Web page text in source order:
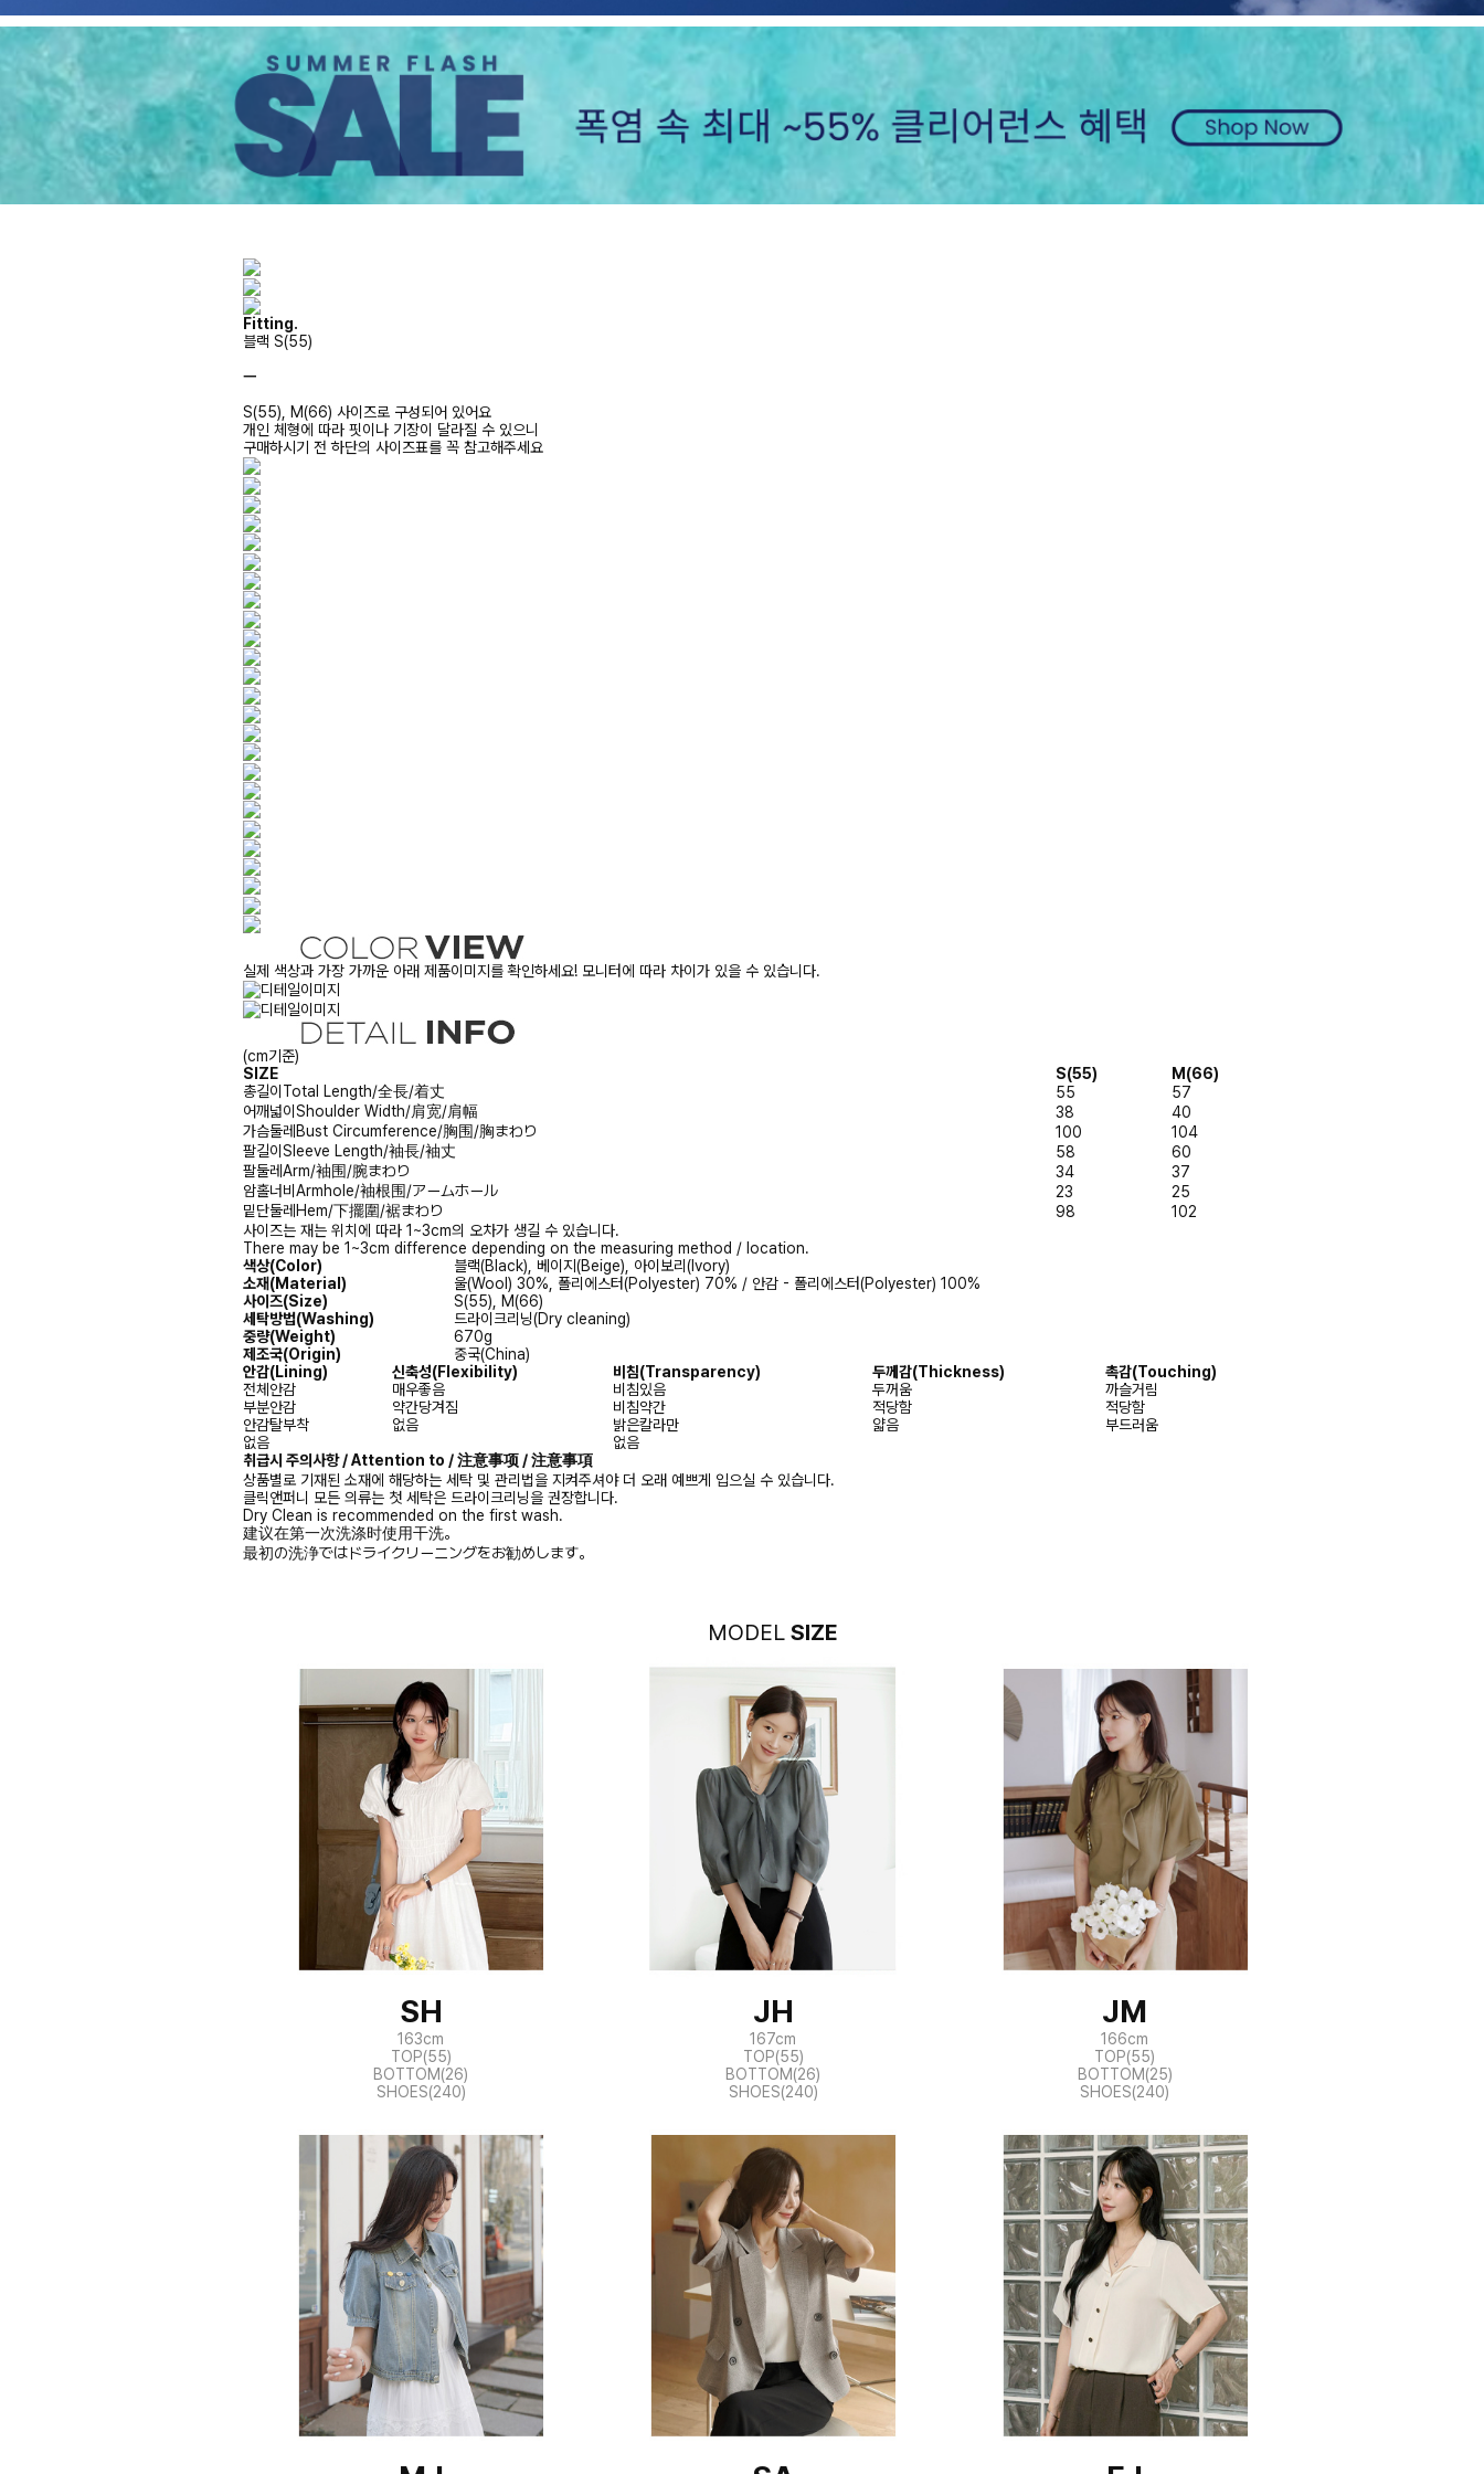
Fitting.
블랙 S(55)
ㅡ
S(55), M(66) 사이즈로 구성되어 있어요
개인 체형에 따라 핏이나 기장이 달라질 수 있으니
구매하시기 전 하단의 사이즈표를 꼭 참고해주세요
실제 색상과 가장 가까운 아래 제품이미지를 확인하세요! 모니터에 따라 차이가 있을 수 있습니다.
(cm기준)
SIZE
S(55)
M(66)
총길이Total Length/全長/着丈 55
57
어깨넓이Shoulder Width/肩宽/肩幅 38
40
가슴둘레Bust Circumference/胸围/胸まわり 100
104
팔길이Sleeve Length/袖長/袖丈 58
60
팔둘레Arm/袖围/腕まわり 34
37
암홀너비Armhole/袖根围/アームホール 23
25
밑단둘레Hem/下擺圍/裾まわり 98
102
사이즈는 재는 위치에 따라 1~3cm의 오차가 생길 수 있습니다.
There may be 1~3cm difference depending on the measuring method / location.
색상(Color)
블랙(Black), 베이지(Beige), 아이보리(Ivory)
소재(Material)
울(Wool) 30%, 폴리에스터(Polyester) 70% / 안감 - 폴리에스터(Polyester) 100%
사이즈(Size)
S(55), M(66)
세탁방법(Washing)
드라이크리닝(Dry cleaning)
중량(Weight)
670g
제조국(Origin)
중국(China)
안감(Lining) 신축성(Flexibility) 비침(Transparency) 두께감(Thickness) 촉감(Touching)
전체안감
매우좋음 비침있음 두꺼움
까슬거림
부분안감
약간당겨짐 비침약간 적당함
적당함
안감탈부착
없음 밝은칼라만 얇음
부드러움
없음
없음
취급시 주의사항 / Attention to / 注意事项 / 注意事項
상품별로 기재된 소재에 해당하는 세탁 및 관리법을 지켜주셔야 더 오래 예쁘게 입으실 수 있습니다.
클릭앤퍼니 모든 의류는 첫 세탁은 드라이크리닝을 권장합니다.
Dry Clean is recommended on the first wash.
建议在第一次洗涤时使用干洗。
最初の洗浄ではドライクリーニングをお勧めします。
MODEL SIZE
SH
163cm
TOP(55)
BOTTOM(26)
SHOES(240)
JH
167cm
TOP(55)
BOTTOM(26)
SHOES(240)
JM
166cm
TOP(55)
BOTTOM(25)
SHOES(240)